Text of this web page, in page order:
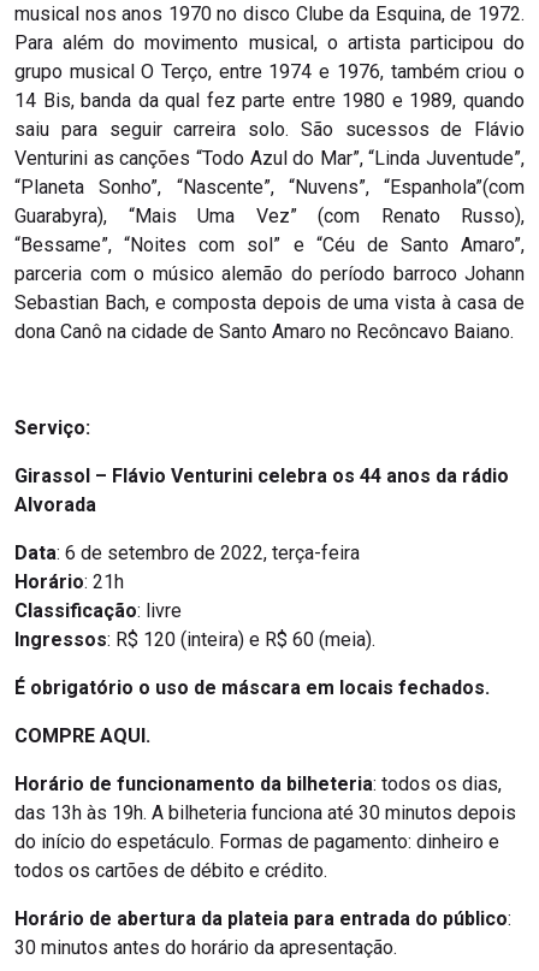
musical nos anos 1970 no disco Clube da Esquina, de 1972.
Para além do movimento musical, o artista participou do
grupo musical O Terço, entre 1974 e 1976, também criou o
14 Bis, banda da qual fez parte entre 1980 e 1989, quando
saiu para seguir carreira solo. São sucessos de Flávio
Venturini as canções “Todo Azul do Mar”, “Linda Juventude”,
“Planeta Sonho”, “Nascente”, “Nuvens”, “Espanhola”(com
Guarabyra), “Mais Uma Vez” (com Renato Russo),
“Bessame”, “Noites com sol” e “Céu de Santo Amaro”,
parceria com o músico alemão do período barroco Johann
Sebastian Bach, e composta depois de uma vista à casa de
dona Canô na cidade de Santo Amaro no Recôncavo Baiano.
Serviço:
Girassol – Flávio Venturini celebra os 44 anos da rádio
Alvorada
Data: 6 de setembro de 2022, terça-feira
Horário: 21h
Classificação: livre
Ingressos: R$ 120 (inteira) e R$ 60 (meia).
É obrigatório o uso de máscara em locais fechados.
COMPRE AQUI.
Horário de funcionamento da bilheteria: todos os dias,
das 13h às 19h. A bilheteria funciona até 30 minutos depois
do início do espetáculo. Formas de pagamento: dinheiro e
todos os cartões de débito e crédito.
Horário de abertura da plateia para entrada do público:
30 minutos antes do horário da apresentação.